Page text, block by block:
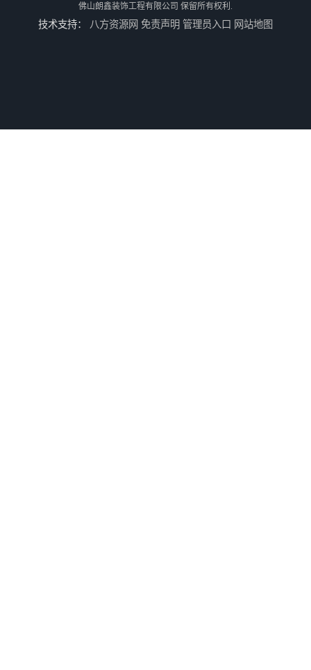
佛山朗鑫装饰工程有限公司 保留所有权利.
技术支持： 八方资源网 免责声明 管理员入口 网站地图